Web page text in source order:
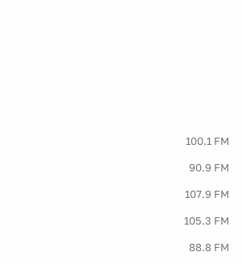
100.1 FM
90.9 FM
107.9 FM
105.3 FM
88.8 FM